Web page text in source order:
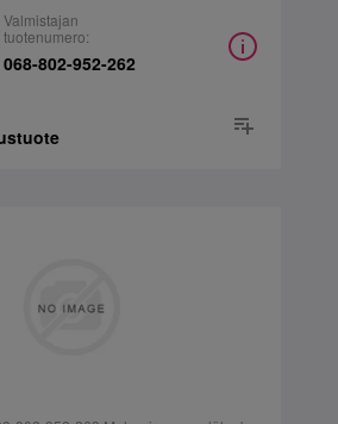
Valmistajan
tuotenumero:
068-802-952-262